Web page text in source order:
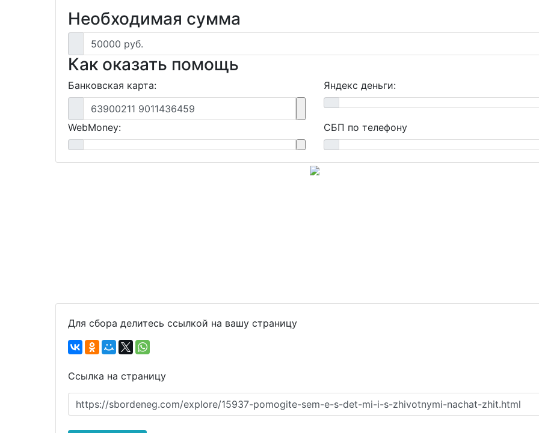
Необходимая сумма
50000 руб.
Как оказать помощь
Банковская карта:
63900211 9011436459
Яндекс деньги:
WebMoney: СБП по телефону
Для сбора делитесь ссылкой на вашу страницу
Ссылка на страницу
https://sbordeneg.com/explore/15937-pomogite-sem-e-s-det-mi-i-s-zhivotnymi-nachat-zhit.html